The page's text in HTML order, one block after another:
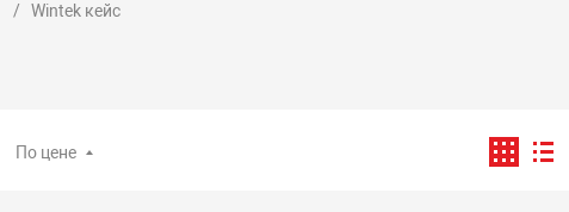
Wintek кейс
По цене